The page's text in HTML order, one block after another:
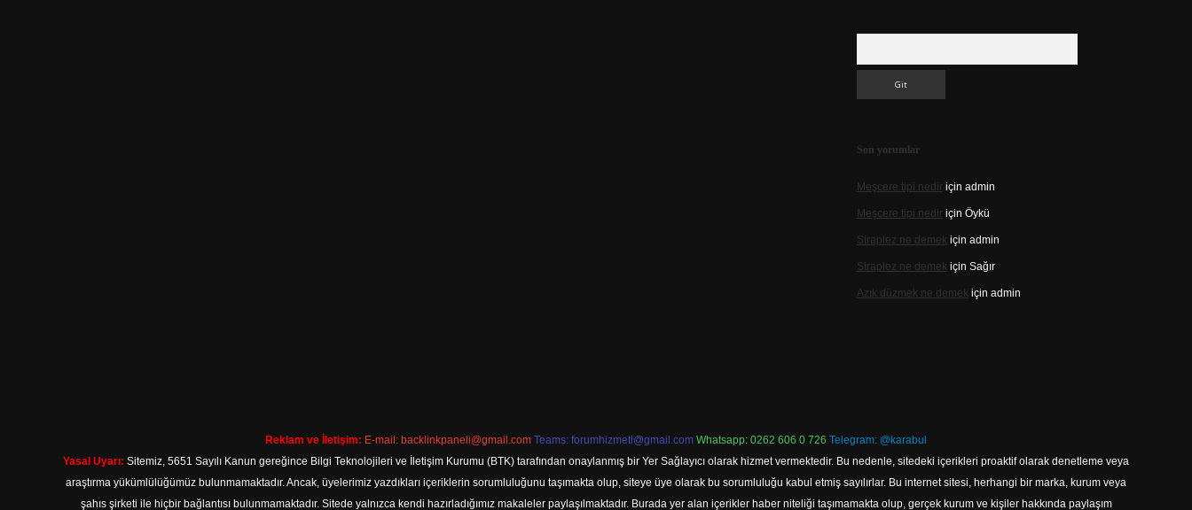
Son yorumlar
Meşcere tipi nediriçin admin
Meşcere tipi nediriçin Öykü
Straplez ne demek için admin
Straplez ne demek için Sağır
Azık düzmek ne demek için admin
Reklam ve İletişim: E-mail: backlinkpaneli@gmail.com Teams: forumhizmeti@gmail.com Whatsapp: 0262 606 0 726 Telegram: @karabul
Yasal Uyarı: Sitemiz, 5651 Sayılı Kanun gereğince Bilgi Teknolojileri ve İletişim Kurumu (BTK) tarafından onaylanmış bir Yer Sağlayıcı olarak hizmet vermektedir. Bu nedenle, sitedeki içerikleri proaktif olarak denetleme veya
araştırma yükümlülüğümüz bulunmamaktadır. Ancak, üyelerimiz yazdıkları içeriklerin sorumluluğunu taşımakta olup, siteye üye olarak bu sorumluluğu kabul etmiş sayılırlar. Bu internet sitesi, herhangi bir marka, kurum veya
şahıs şirketi ile hiçbir bağlantısı bulunmamaktadır. Sitede yalnızca kendi hazırladığımız makaleler paylaşılmaktadır. Burada yer alan içerikler haber niteliği taşımamakta olup, gerçek kurum ve kişiler hakkında paylaşım